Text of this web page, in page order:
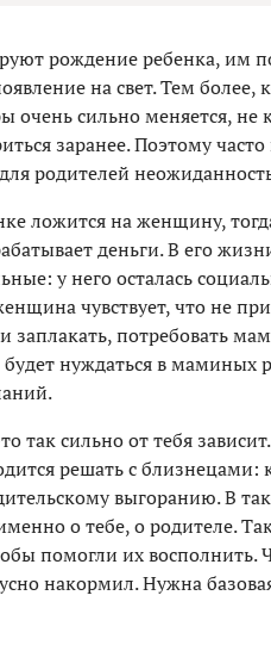
рождение ребенка, им
на свет. Тем более,
очень сильно меняется,
заранее. Поэтому
родителей
ложится на женщину,
деньги. В его
у него осталась
чувствует, что не
потребовать
нуждаться в маминых
так сильно от тебя
решать с близнецами:
выгоранию. В
о тебе, о родителе.
помогли их восполнить.
накормил. Нужна